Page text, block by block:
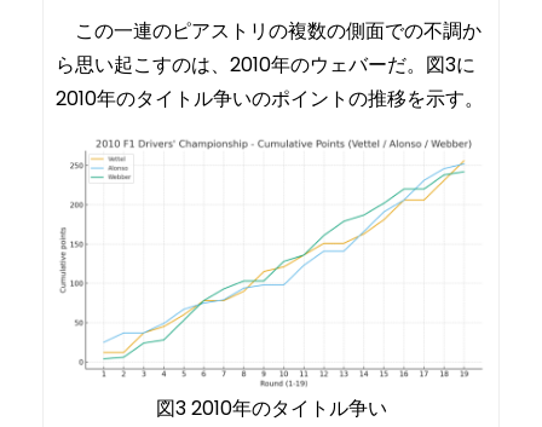
この一連のピアストリの複数の側面での不調か
ら思い起こすのは、2010年のウェバーだ。図3に
2010年のタイトル争いのポイントの推移を示す。
図3 2010年のタイトル争い